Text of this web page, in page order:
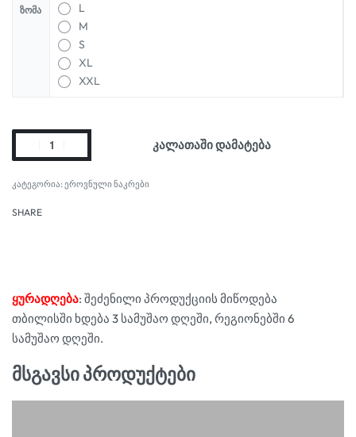
ᲖᲝᲛᲐ
L
M
S
XL
XXL
კალათაში დამატება
კატეგორია: ეროვნული ნაკრები
SHARE
ყურადღება: შეძენილი პროდუქციის მიწოდება
თბილისში ხდება 3 სამუშაო დღეში, რეგიონებში 6
სამუშაო დღეში.
მსგავსი პროდუქტები